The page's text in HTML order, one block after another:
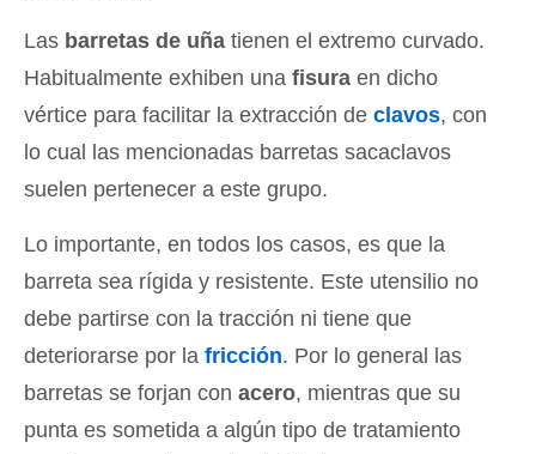
Las barretas de uña tienen el extremo curvado.
Habitualmente exhiben una fisura en dicho
vértice para facilitar la extracción de clavos, con
lo cual las mencionadas barretas sacaclavos
suelen pertenecer a este grupo.
Lo importante, en todos los casos, es que la
barreta sea rígida y resistente. Este utensilio no
debe partirse con la tracción ni tiene que
deteriorarse por la fricción. Por lo general las
barretas se forjan con acero, mientras que su
punta es sometida a algún tipo de tratamiento